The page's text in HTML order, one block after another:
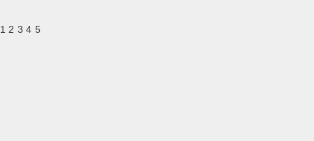
1 2 3 4 5